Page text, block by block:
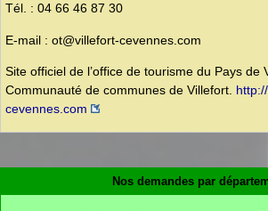
Tél. : 04 66 46 87 30
E-mail : ot@villefort-cevennes.com
Site officiel de l’office de tourisme du Pays de
Communauté de communes de Villefort.
cevennes.com
Nos demandes par